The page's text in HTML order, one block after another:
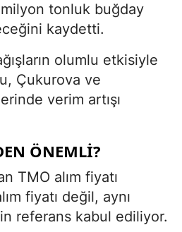
milyon tonluk buğday
kaydetti.
olumlu etkisiyle
Çukurova ve
verim artışı
ÖNEMLI?
TMO alım fiyatı
fiyatı değil, aynı
referans kabul ediliyor.